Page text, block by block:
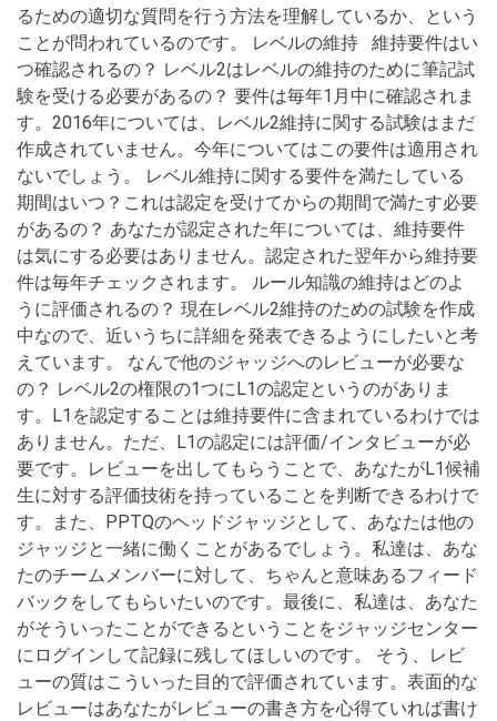
るための適切な質問を行う方法を理解しているか、という
ことが問われているのです。 レベルの維持 維持要件はい
つ確認されるの？ レベル2はレベルの維持のために筆記試
験を受ける必要があるの？ 要件は毎年1月中に確認されま
す。2016年については、レベル2維持に関する試験はまだ
作成されていません。今年についてはこの要件は適用され
ないでしょう。 レベル維持に関する要件を満たしている
期間はいつ？これは認定を受けてからの期間で満たす必要
があるの？ あなたが認定された年については、維持要件
は気にする必要はありません。認定された翌年から維持要
件は毎年チェックされます。 ルール知識の維持はどのよ
うに評価されるの？ 現在レベル2維持のための試験を作成
中なので、近いうちに詳細を発表できるようにしたいと考
えています。 なんで他のジャッジへのレビューが必要な
の？ レベル2の権限の1つにL1の認定というのがありま
す。L1を認定することは維持要件に含まれているわけでは
ありません。ただ、L1の認定には評価/インタビューが必
要です。レビューを出してもらうことで、あなたがL1候補
生に対する評価技術を持っていることを判断できるわけで
す。また、PPTQのヘッドジャッジとして、あなたは他の
ジャッジと一緒に働くことがあるでしょう。私達は、あな
たのチームメンバーに対して、ちゃんと意味あるフィード
バックをしてもらいたいのです。最後に、私達は、あなた
がそういったことができるということをジャッジセンター
にログインして記録に残してほしいのです。 そう、レビ
ューの質はこういった目的で評価されています。表面的な
レビューはあなたがレビューの書き方を心得ていれば書け